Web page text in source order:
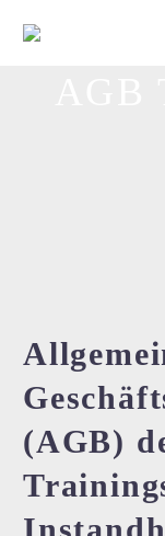
Tickets 2027
(AGB)